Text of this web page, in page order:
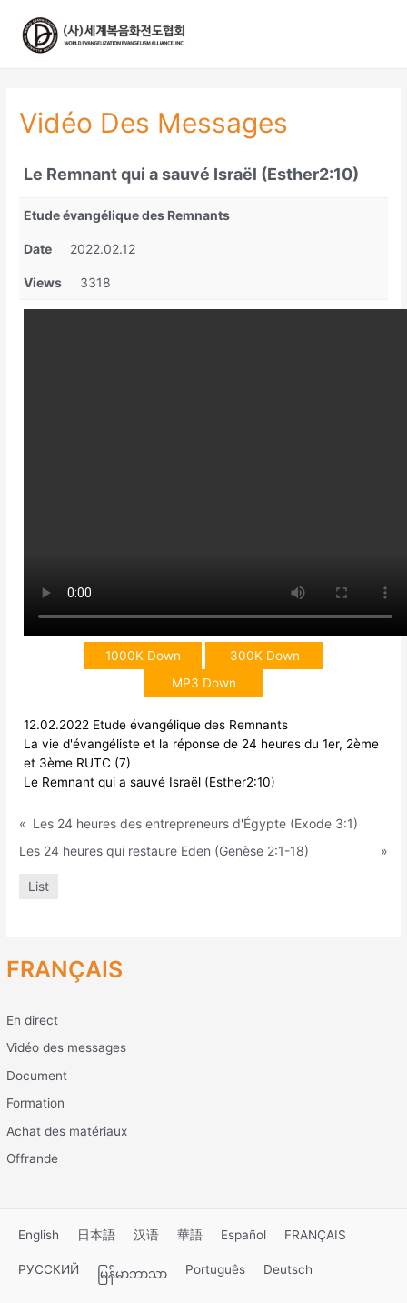
FRANÇAIS
En direct
Vidéo des messages
Document
Formation
Achat des matériaux
Offrande
Vidéo Des Messages
Le Remnant qui a sauvé Israël (Esther2:10)
Etude évangélique des Remnants
Date 2022.02.12
Views 3318
1000K Down
300K Down
MP3 Down
12.02.2022 Etude évangélique des Remnants
La vie d'évangéliste et la réponse de 24 heures du 1er, 2ème
et 3ème RUTC (7)
Le Remnant qui a sauvé Israël (Esther2:10)
« Les 24 heures des entrepreneurs d'Égypte (Exode 3:1)
Les 24 heures qui restaure Eden (Genèse 2:1-18)
»
List
English 日本語 汉语 華語 Español FRANÇAIS
РУССКИЙ မြန်မာဘာသာ Português Deutsch